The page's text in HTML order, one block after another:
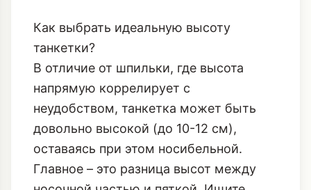
Как выбрать идеальную высоту
танкетки?
В отличие от шпильки, где высота
напрямую коррелирует с
неудобством, танкетка может быть